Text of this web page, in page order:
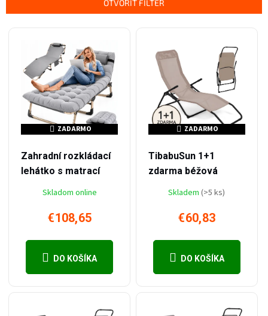
OTVORIŤ FILTER
ZADARMO
ZADARMO
Zahradní rozkládací
lehátko s matrací
Skladom online
€108,65
DO KOŠÍKA
ZADARMO
ZADARMO
TibabuSun 1+1
zdarma béžová
Skladem(>5 ks)
€60,83
DO KOŠÍKA